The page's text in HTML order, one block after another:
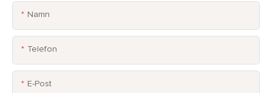
Namn
Telefon
E-Post